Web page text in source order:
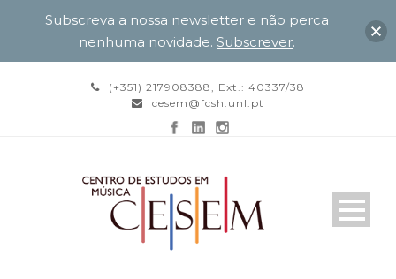
(+351) 217908388, Ext.: 40337/38
cesem@fcsh.unl.pt
Subscreva a nossa newsletter e não perca
nenhuma novidade. Subscrever.